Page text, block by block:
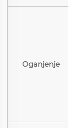
Oganjenje